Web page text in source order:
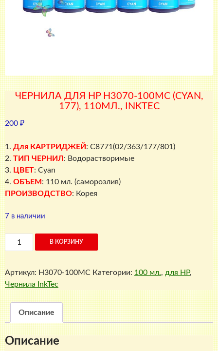
ЧЕРНИЛА ДЛЯ HP H3070-100MC (CYAN,
177), 110МЛ., INKTEC
200 ₽
1. Для КАРТРИДЖЕЙ : C8771(02/363/177/801)
2. ТИП ЧЕРНИЛ : Водорастворимые
3. ЦВЕТ: Cyan
4. ОБЪЕМ : 110 мл. (саморозлив)
ПРОИЗВОДСТВО: Корея
7 в наличии
Количество
товара
Чернила
для
HP
H3070-
100MC
(Cyan,
177),
110мл.,
В КОРЗИНУ
Артикул: H3070-100MC Категории: 100 мл., для HP,
Чернила InkTec
Описание
Описание